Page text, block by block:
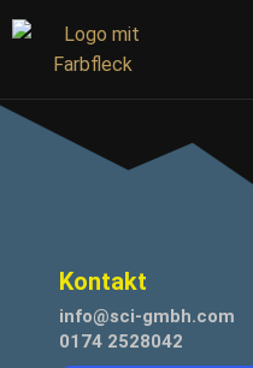
Kontakt
info@sci-gmbh.com
0174 2528042